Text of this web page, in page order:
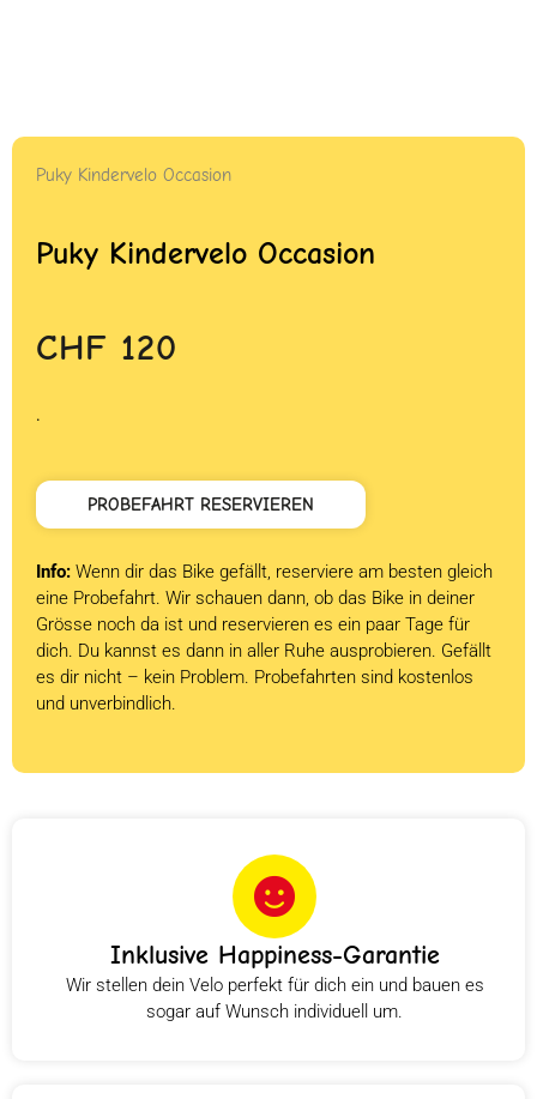
Puky Kindervelo Occasion
Puky Kindervelo Occasion
CHF 120
.
PROBEFAHRT RESERVIEREN
Info: Wenn dir das Bike gefällt, reserviere am besten gleich
eine Probefahrt. Wir schauen dann, ob das Bike in deiner
Grösse noch da ist und reservieren es ein paar Tage für
dich. Du kannst es dann in aller Ruhe ausprobieren. Gefällt
es dir nicht – kein Problem. Probefahrten sind kostenlos
und unverbindlich.
Inklusive Happiness-Garantie
Wir stellen dein Velo perfekt für dich ein und bauen es
sogar auf Wunsch individuell um.